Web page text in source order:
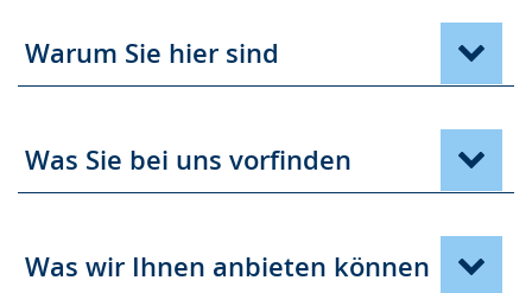
Warum Sie hier sind
Was Sie bei uns vorfinden
Was wir Ihnen anbieten können